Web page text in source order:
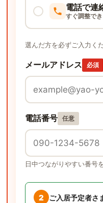
電話で連
すぐ調整で
選んだ方を必ずご入力く
メールアドレス 必須
電話番号 任意
日中つながりやすい番号
2 ご入居予定者さ